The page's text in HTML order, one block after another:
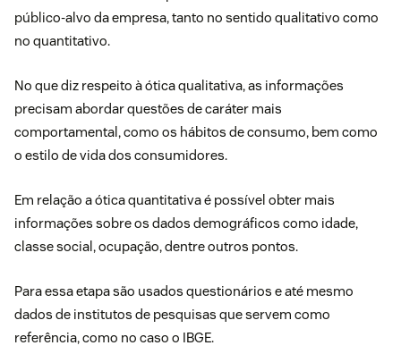
público-alvo da empresa, tanto no sentido qualitativo como
no quantitativo.
No que diz respeito à ótica qualitativa, as informações
precisam abordar questões de caráter mais
comportamental, como os hábitos de consumo, bem como
o estilo de vida dos consumidores.
Em relação a ótica quantitativa é possível obter mais
informações sobre os dados demográficos como idade,
classe social, ocupação, dentre outros pontos.
Para essa etapa são usados questionários e até mesmo
dados de institutos de pesquisas que servem como
referência, como no caso o IBGE.